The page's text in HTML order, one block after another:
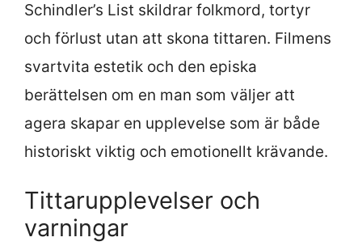
Schindler’s List skildrar folkmord, tortyr
och förlust utan att skona tittaren. Filmens
svartvita estetik och den episka
berättelsen om en man som väljer att
agera skapar en upplevelse som är både
historiskt viktig och emotionellt krävande.
Tittarupplevelser och
varningar